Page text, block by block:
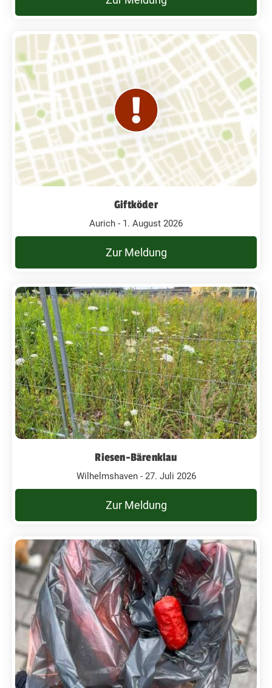
Giftköder
Aurich - 1. August 2026
Zur Meldung
Riesen-Bärenklau
Wilhelmshaven - 27. Juli 2026
Zur Meldung